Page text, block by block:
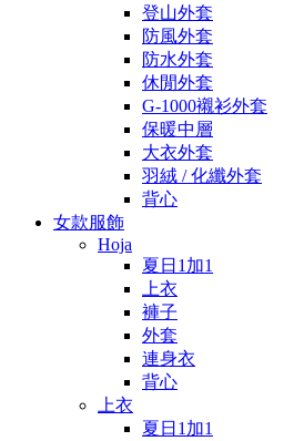
登山外套
防風外套
防水外套
休閒外套
G-1000襯衫外套
保暖中層
大衣外套
羽絨 / 化纖外套
背心
女款服飾
Hoja
夏日1加1
上衣
褲子
外套
連身衣
背心
上衣
夏日1加1